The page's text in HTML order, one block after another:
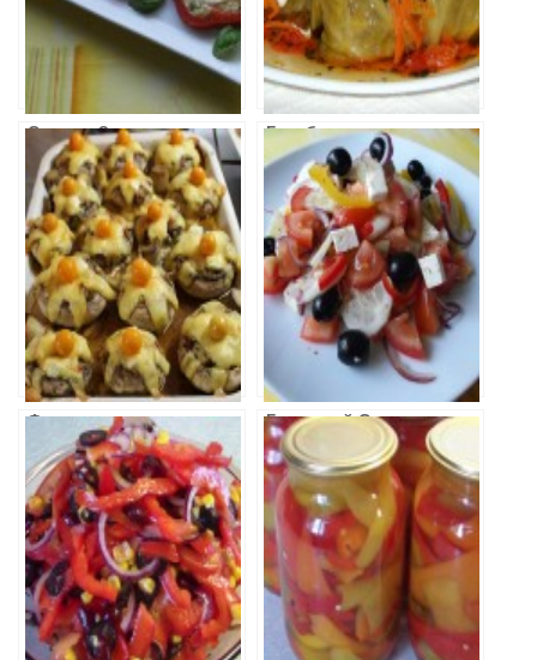
Сырная Закуска
в Перце
Голубцы
Фаршированные
Шампиньоны
Греческий Салат